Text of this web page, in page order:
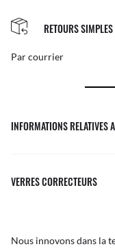
RETOURS
Par courrier
INFORMATIONS RELATIVES
VERRES CORRECTEURS
Nous innovons dans la